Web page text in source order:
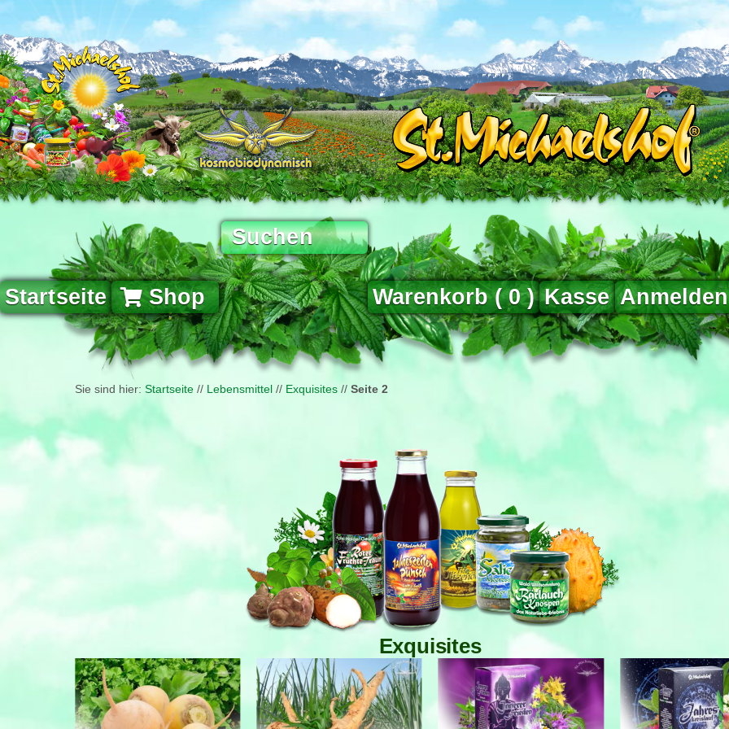
Startseite Shop Warenkorb (0) Kasse Anmelden
Sie sind hier: Startseite// Lebensmittel// Exquisites// Seite 2
Exquisites